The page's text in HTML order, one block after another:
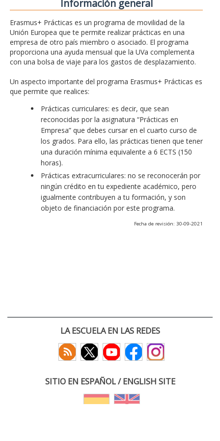
Información general
Erasmus+ Prácticas es un programa de movilidad de la
Unión Europea que te permite realizar prácticas en una
empresa de otro país miembro o asociado. El programa
proporciona una ayuda mensual que la UVa complementa
con una bolsa de viaje para los gastos de desplazamiento.
Un aspecto importante del programa Erasmus+ Prácticas es
que permite que realices:
Prácticas curriculares: es decir, que sean
reconocidas por la asignatura “Prácticas en
Empresa” que debes cursar en el cuarto curso de
los grados. Para ello, las prácticas tienen que tener
una duración mínima equivalente a 6 ECTS (150
horas).
Prácticas extracurriculares: no se reconocerán por
ningún crédito en tu expediente académico, pero
igualmente contribuyen a tu formación, y son
objeto de financiación por este programa.
Fecha de revisión: 30-09-2021
LA ESCUELA EN LAS REDES
SITIO EN ESPAÑOL / ENGLISH SITE